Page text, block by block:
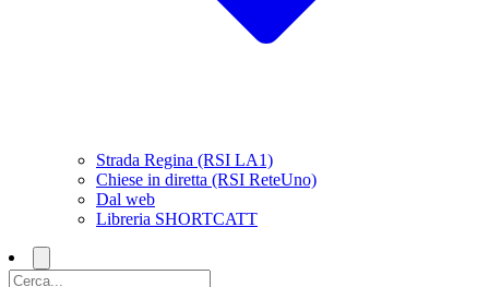
Strada Regina (RSI LA1)
Chiese in diretta (RSI ReteUno)
Dal web
Libreria SHORTCATT